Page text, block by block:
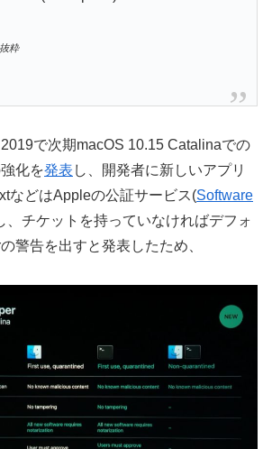
粋
で次期macOS 10.15 Catalinaでの
化を発表 し、開発者に新しいアプリ
などはAppleの公証サービス(Software
、チケットを持っていなければデフォ
警告を出すと発表したため、